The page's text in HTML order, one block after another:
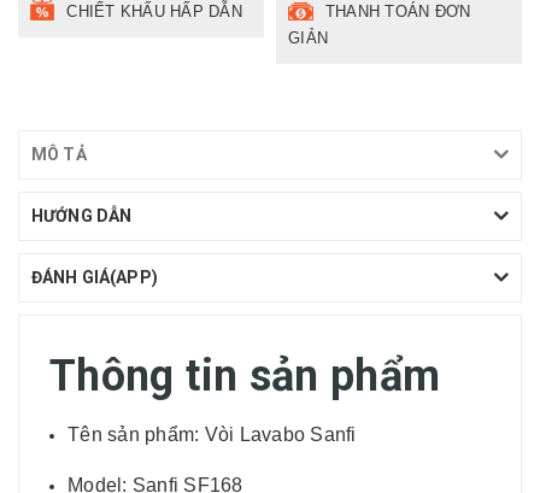
CHIẾT KHẤU HẤP DẪN
THANH TOÁN ĐƠN
GIẢN
MÔ TẢ
HƯỚNG DẪN
ĐÁNH GIÁ(APP)
Thông tin sản phẩm
Tên sản phẩm: Vòi Lavabo Sanfi
Model: Sanfi SF168